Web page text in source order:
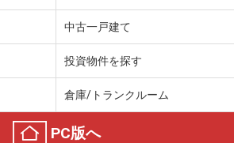
中古一戸建て
投資物件を探す
倉庫/トランクルーム
PC版へ